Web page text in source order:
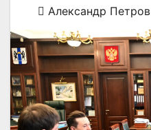
Александр Петров